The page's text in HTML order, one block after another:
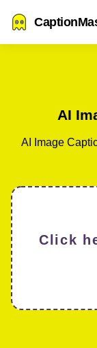
AI
AI Image
Click